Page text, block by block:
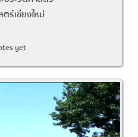
ร์เชียงใหม่
yet